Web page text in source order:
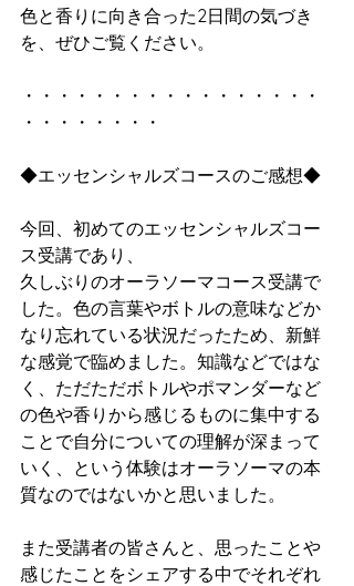
色と香りに向き合った2日間の気づき
を、ぜひご覧ください。
・・・・・・・・・・・・・・・・・
・・・・・・・・
◆エッセンシャルズコースのご感想◆
今回、初めてのエッセンシャルズコー
ス受講であり、
久しぶりのオーラソーマコース受講で
した。色の言葉やボトルの意味などか
なり忘れている状況だったため、新鮮
な感覚で臨めました。知識などではな
く、ただただボトルやポマンダーなど
の色や香りから感じるものに集中する
ことで自分についての理解が深まって
いく、という体験はオーラソーマの本
質なのではないかと思いました。
また受講者の皆さんと、思ったことや
感じたことをシェアする中でそれぞれ